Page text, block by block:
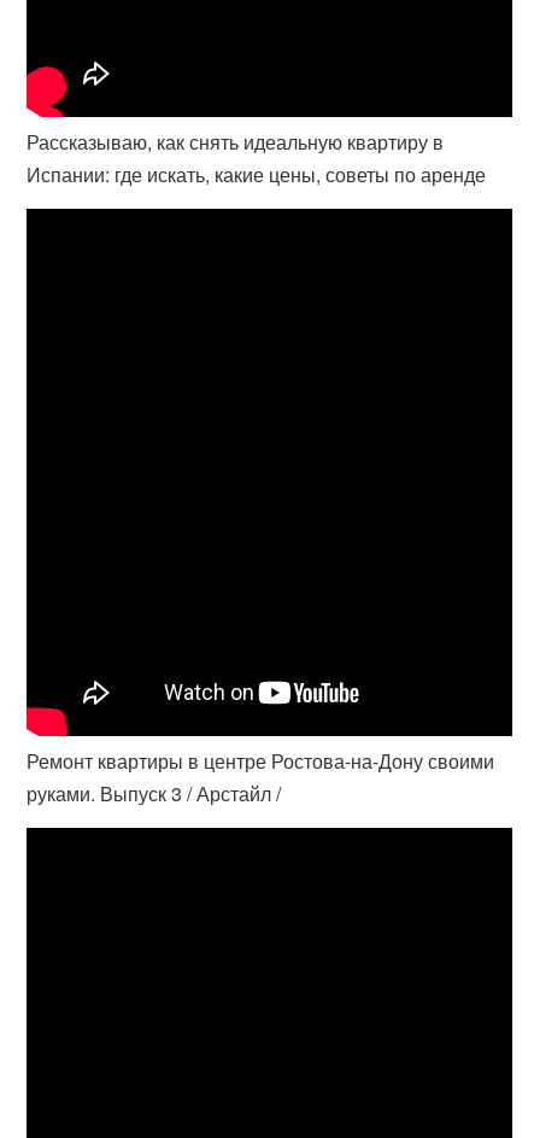
Рассказываю, как снять идеальную квартиру в
Испании: где искать, какие цены, советы по аренде
Ремонт квартиры в центре Ростова-на-Дону своими
руками. Выпуск 3 / Арстайл /